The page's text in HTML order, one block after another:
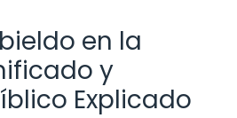
en la
y
Explicado